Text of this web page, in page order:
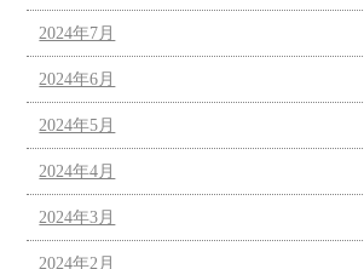
2024年7月
2024年6月
2024年5月
2024年4月
2024年3月
2024年2月